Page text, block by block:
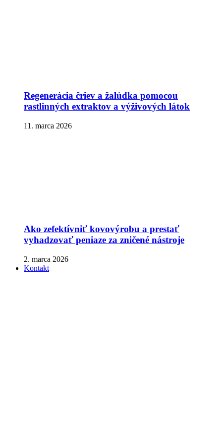
Regenerácia čriev a žalúdka pomocou
rastlinných extraktov a výživových látok
11. marca 2026
Ako zefektívniť kovovýrobu a prestať
vyhadzovať peniaze za zničené nástroje
2. marca 2026
Kontakt